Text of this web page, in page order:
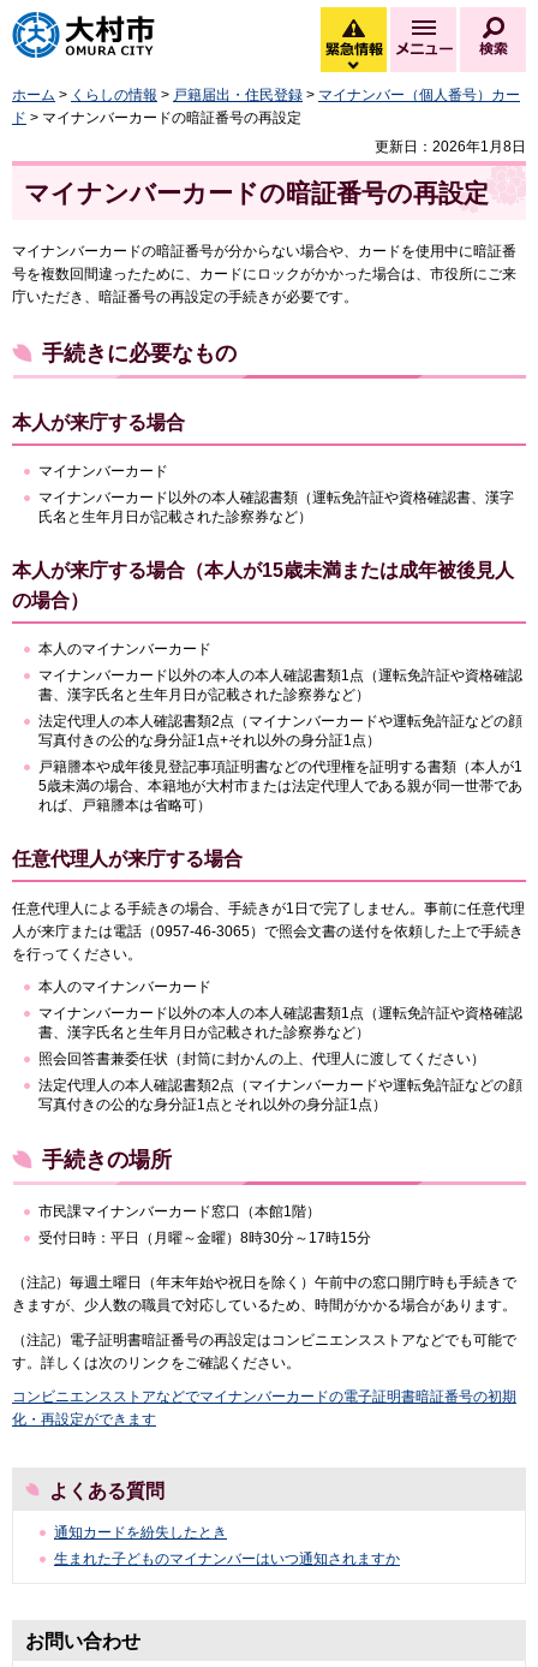
大村市
緊急情報
緊急情報を開く
メニュー
ホーム > くらしの情報 > 戸籍届出・住民登録 > マイナンバー（個人番号）カー
ド > マイナンバーカードの暗証番号の再設定
更新日：2026年1月8日
マイナンバーカードの暗証番号の再設定
マイナンバーカードの暗証番号が分からない場合や、カードを使用中に暗証番
号を複数回間違ったために、カードにロックがかかった場合は、市役所にご来
庁いただき、暗証番号の再設定の手続きが必要です。
手続きに必要なもの
本人が来庁する場合
マイナンバーカード
マイナンバーカード以外の本人確認書類（運転免許証や資格確認書、漢字
氏名と生年月日が記載された診察券など）
本人が来庁する場合（本人が15歳未満または成年被後見人
の場合）
本人のマイナンバーカード
マイナンバーカード以外の本人の本人確認書類1点（運転免許証や資格確認
書、漢字氏名と生年月日が記載された診察券など）
法定代理人の本人確認書類2点（マイナンバーカードや運転免許証などの顔
写真付きの公的な身分証1点+それ以外の身分証1点）
戸籍謄本や成年後見登記事項証明書などの代理権を証明する書類（本人が1
5歳未満の場合、本籍地が大村市または法定代理人である親が同一世帯であ
れば、戸籍謄本は省略可）
任意代理人が来庁する場合
任意代理人による手続きの場合、手続きが1日で完了しません。事前に任意代理
人が来庁または電話（0957-46-3065）で照会文書の送付を依頼した上で手続き
を行ってください。
本人のマイナンバーカード
マイナンバーカード以外の本人の本人確認書類1点（運転免許証や資格確認
書、漢字氏名と生年月日が記載された診察券など）
照会回答書兼委任状（封筒に封かんの上、代理人に渡してください）
法定代理人の本人確認書類2点（マイナンバーカードや運転免許証などの顔
写真付きの公的な身分証1点とそれ以外の身分証1点）
手続きの場所
市民課マイナンバーカード窓口（本館1階）
受付日時：平日（月曜～金曜）8時30分～17時15分
（注記）毎週土曜日（年末年始や祝日を除く）午前中の窓口開庁時も手続きで
きますが、少人数の職員で対応しているため、時間がかかる場合があります。
（注記）電子証明書暗証番号の再設定はコンビニエンスストアなどでも可能で
す。詳しくは次のリンクをご確認ください。
コンビニエンスストアなどでマイナンバーカードの電子証明書暗証番号の初期
化・再設定ができます
よくある質問
通知カードを紛失したとき
生まれた子どものマイナンバーはいつ通知されますか
お問い合わせ